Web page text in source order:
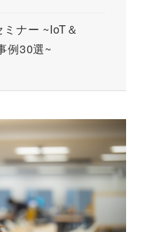
ナー ~IoT＆
例30選~